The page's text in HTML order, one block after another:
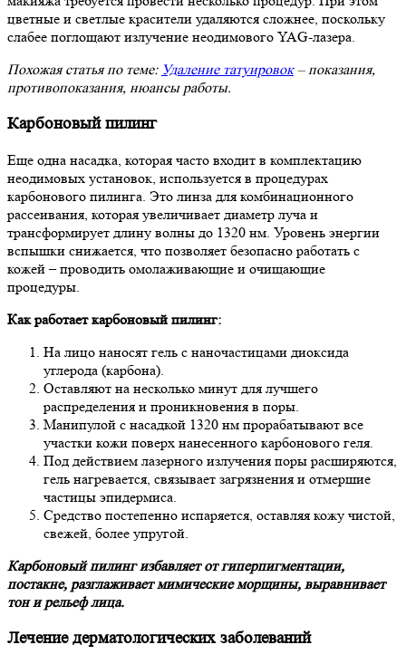
цветные и светлые красители удаляются сложнее, поскольку
слабее поглощают излучение неодимового YAG-лазера.
Похожая статья по теме: Удаление татуировок– показания,
противопоказания, нюансы работы.
Карбоновый пилинг
Еще одна насадка, которая часто входит в комплектацию
неодимовых установок, используется в процедурах
карбонового пилинга. Это линза для комбинационного
рассеивания, которая увеличивает диаметр луча и
трансформирует длину волны до 1320 нм. Уровень энергии
вспышки снижается, что позволяет безопасно работать с
кожей – проводить омолаживающие и очищающие
процедуры.
Как работает карбоновый пилинг:
На лицо наносят гель с наночастицами диоксида
углерода (карбона).
Оставляют на несколько минут для лучшего
распределения и проникновения в поры.
Манипулой с насадкой 1320 нм прорабатывают все
участки кожи поверх нанесенного карбонового геля.
Под действием лазерного излучения поры расширяются,
гель нагревается, связывает загрязнения и отмершие
частицы эпидермиса.
Средство постепенно испаряется, оставляя кожу чистой,
свежей, более упругой.
Карбоновый пилинг избавляет от гиперпигментации,
постакне, разглаживает мимические морщины, выравнивает
тон и рельеф лица.
Лечение дерматологических заболеваний